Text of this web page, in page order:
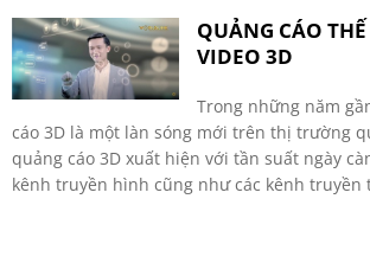
QUẢNG CÁO
VIDEO 3D
Trong những năm
cáo 3D là một làn sóng mới trên thị trường
quảng cáo 3D xuất hiện với tần suất ngày
kênh truyền hình cũng như các kênh truyền